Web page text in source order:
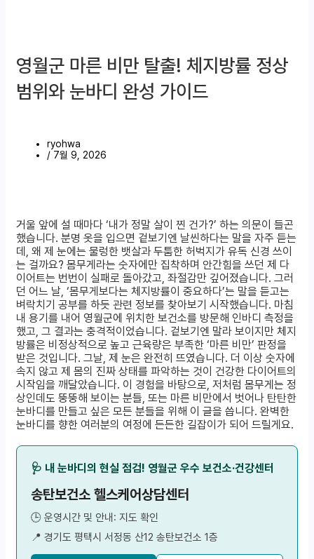
영월군 마른 비만 탈출! 체지방률 정상
범위와 눈바디 완성 가이드
ryohwa
/ 7월 9, 2026
거울 앞에 설 때마다 ‘내가 정말 살이 찐 건가?’ 하는 의문이 들곤
했습니다. 분명 옷을 입으면 겉보기엔 날씬하다는 말을 자주 듣는
데, 왜 제 눈에는 물렁한 뱃살과 두툼한 허벅지가 유독 신경 쓰이
는 걸까요? 몸무게라는 숫자에만 집착하며 안간힘을 쓰던 제 다
이어트는 번번이 실패로 돌아갔고, 좌절감만 깊어졌습니다. 그러
던 어느 날, ‘몸무게보다는 체지방률이 중요하다’는 말을 듣고는
벼락치기 공부를 하듯 관련 정보를 찾아보기 시작했습니다. 마침
내 용기를 내어 영월군에 위치한 보건소를 방문해 인바디 측정을
했고, 그 결과는 충격적이었습니다. 겉보기엔 말라 보이지만 체지
방률은 비정상적으로 높고 근육량은 부족한 ‘마른 비만’ 판정을
받은 것입니다. 그날, 제 눈은 완전히 뜨였습니다. 더 이상 숫자에
속지 않고 제 몸의 진짜 상태를 파악하는 것이 건강한 다이어트의
시작임을 깨달았습니다. 이 경험을 바탕으로, 저처럼 몸무게는 정
상인데도 뚱뚱해 보이는 분들, 또는 마른 비만에서 벗어나 탄탄한
눈바디를 만들고 싶은 모든 분들을 위해 이 글을 씁니다. 완벽한
눈바디를 향한 여러분의 여정에 든든한 길잡이가 되어 드릴게요.
🩺 내 눈바디의 현실 점검! 영월군 우수 보건소·건강센터
송탄보건소 헬스케어상담센터
🕒 운영시간 및 안내: 지도 확인
📍 경기도 평택시 서정동 산12 송탄보건소 1층